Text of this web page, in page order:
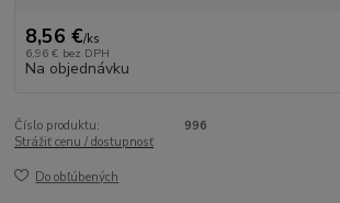
8,56 €/ks
6,96 € bez DPH
Na objednávku
Číslo produktu:
996
Strážiť cenu / dostupnosť
Do obľúbených